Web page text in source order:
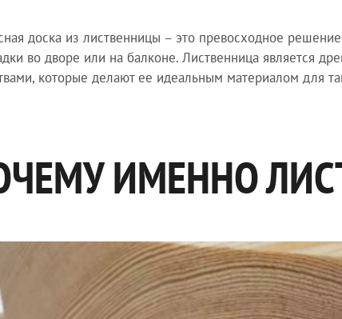
доска из лиственницы – это превосходное
во дворе или на балконе. Лиственница является
которые делают ее идеальным материалом для
ИМЕННО